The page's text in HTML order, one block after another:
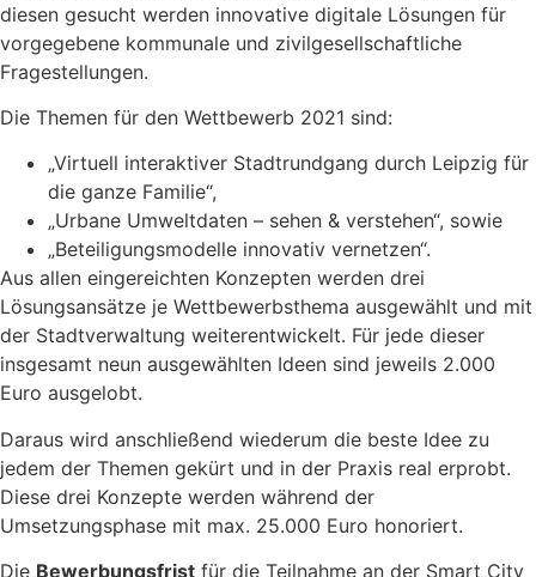
diesen gesucht werden innovative digitale Lösungen für
vorgegebene kommunale und zivilgesellschaftliche
Fragestellungen.
Die Themen für den Wettbewerb 2021 sind:
„Virtuell interaktiver Stadtrundgang durch Leipzig für
die ganze Familie“,
„Urbane Umweltdaten – sehen & verstehen“, sowie
„Beteiligungsmodelle innovativ vernetzen“.
Aus allen eingereichten Konzepten werden drei
Lösungsansätze je Wettbewerbsthema ausgewählt und mit
der Stadtverwaltung weiterentwickelt. Für jede dieser
insgesamt neun ausgewählten Ideen sind jeweils 2.000
Euro ausgelobt.
Daraus wird anschließend wiederum die beste Idee zu
jedem der Themen gekürt und in der Praxis real erprobt.
Diese drei Konzepte werden während der
Umsetzungsphase mit max. 25.000 Euro honoriert.
Die Bewerbungsfrist für die Teilnahme an der Smart City